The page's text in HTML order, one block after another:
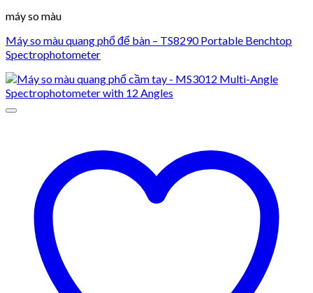
máy so màu
Máy so màu quang phổ để bàn – TS8290 Portable Benchtop
Spectrophotometer